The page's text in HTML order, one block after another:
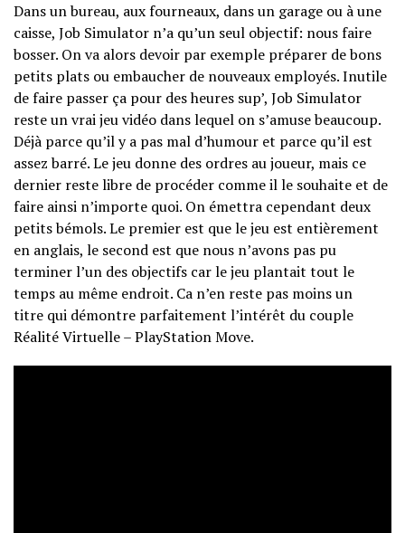
Dans un bureau, aux fourneaux, dans un garage ou à une
caisse, Job Simulator n’a qu’un seul objectif: nous faire
bosser. On va alors devoir par exemple préparer de bons
petits plats ou embaucher de nouveaux employés. Inutile
de faire passer ça pour des heures sup’, Job Simulator
reste un vrai jeu vidéo dans lequel on s’amuse beaucoup.
Déjà parce qu’il y a pas mal d’humour et parce qu’il est
assez barré. Le jeu donne des ordres au joueur, mais ce
dernier reste libre de procéder comme il le souhaite et de
faire ainsi n’importe quoi. On émettra cependant deux
petits bémols. Le premier est que le jeu est entièrement
en anglais, le second est que nous n’avons pas pu
terminer l’un des objectifs car le jeu plantait tout le
temps au même endroit. Ca n’en reste pas moins un
titre qui démontre parfaitement l’intérêt du couple
Réalité Virtuelle – PlayStation Move.